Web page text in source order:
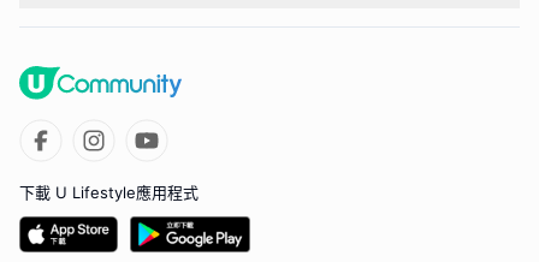
下載 U Lifestyle應用程式